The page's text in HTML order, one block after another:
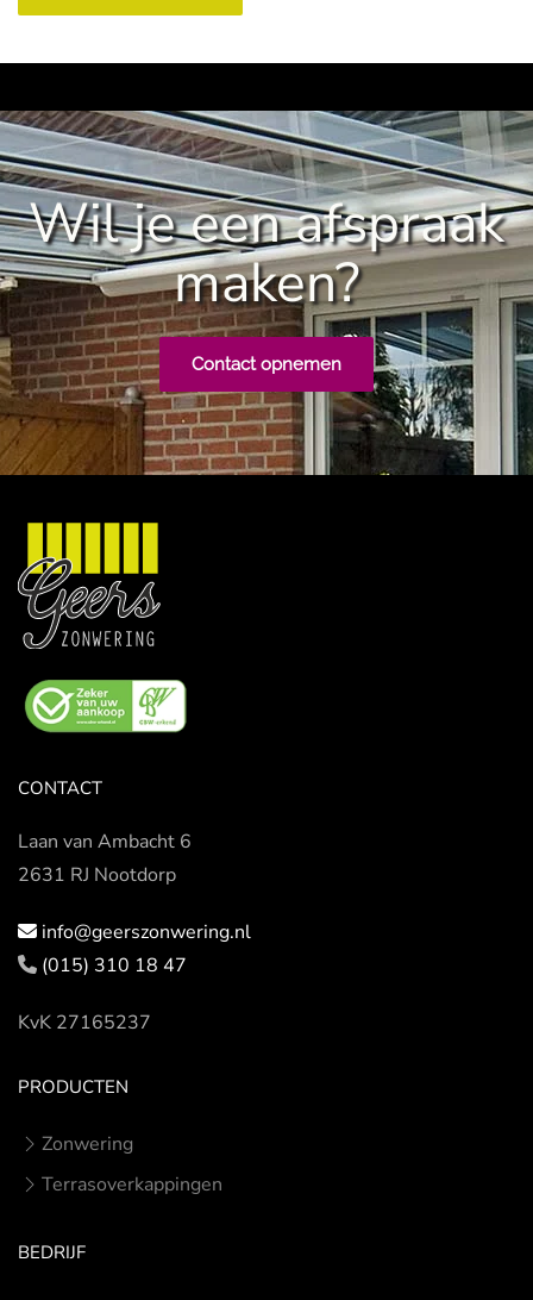
Wil je een afspraak
maken?
Contact opnemen
CONTACT
Laan van Ambacht 6
2631 RJ Nootdorp
info@geerszonwering.nl
(015) 310 18 47
KvK 27165237
PRODUCTEN
Zonwering
Terrasoverkappingen
BEDRIJF